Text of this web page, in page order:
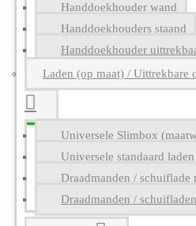
Handdoekhouder wand
Handdoekhouders staand
Handdoekhouder
Laden (op maat) / Uittrekbare
Universele Slimbox
Universele standaard laden
Draadmanden / schuiflade
Draadmanden /